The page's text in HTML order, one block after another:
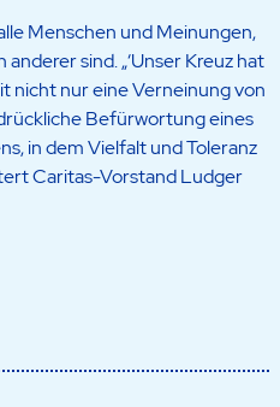
Menschen und Meinungen,
sind. „‘Unser Kreuz hat
nicht nur eine Verneinung von
Befürwortung eines
in dem Vielfalt und Toleranz
Caritas-Vorstand Ludger